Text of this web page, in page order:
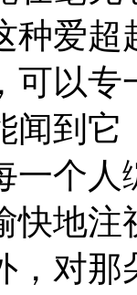
种爱超
可以
闻到它
一个人
快地
，对